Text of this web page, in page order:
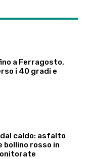
a Ferragosto,
i 40 gradi e
caldo: asfalto
bollino rosso in